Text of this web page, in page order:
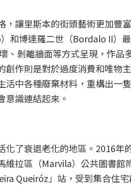
讓里斯本的街頭藝術更加豐
和博達羅二世（Bordalo II）
、剝離牆面等方式呈現，作品
創作則是對於過度消費和唯物
中各種廢棄材料，重構出一
意識連結起來。
化了衰退老化的地區。2016年
維拉區（Marvila）公共圖書館
Queiróz」站，受到集合住